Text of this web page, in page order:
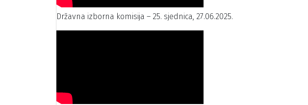
Državna izborna komisija – 25. sjednica, 27.06.2025.